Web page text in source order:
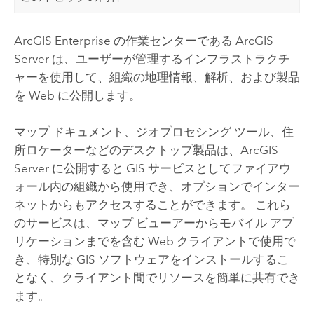
ArcGIS Enterprise の作業センターである ArcGIS
Serverは、ユーザーが管理するインフラストラクチ
ャーを使用して、組織の地理情報、解析、および製品
を Web に公開します。
マップ ドキュメント、ジオプロセシング ツール、住
所ロケーターなどのデスクトップ製品は、 ArcGIS
Serverに公開すると GIS サービスとしてファイアウ
ォール内の組織から使用でき、オプションでインター
ネットからもアクセスすることができます。 これら
のサービスは、マップ ビューアーからモバイル アプ
リケーションまでを含む Web クライアントで使用で
き、特別な GIS ソフトウェアをインストールするこ
となく、クライアント間でリソースを簡単に共有でき
ます。